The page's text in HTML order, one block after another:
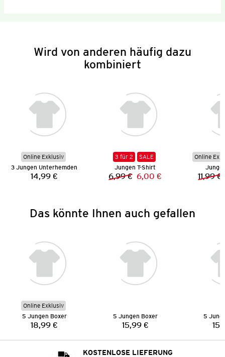
Wird von anderen häufig dazu
kombiniert
Online Exklusiv
3 Jungen Unterhemden
Preis:
14,99 €
3 für 2
SALE
Jungen T-Shirt
Vorheriger Preis:
6,99 € Neuer Preis:
6,00 €
Online
11,99 €
Das könnte Ihnen auch gefallen
Online Exklusiv
5 Jungen Boxer
Preis:
18,99 €
5 Jungen Boxer
Preis:
15,99 €
5
KOSTENLOSE LIEFERUNG